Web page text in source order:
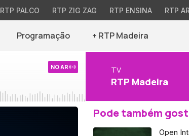
RTP PALCO RTP ZIG ZAG RTP ENSINA RTP
Programação + RTP Madeira
NO AR TV
RTP Madeira
Pode também
Open